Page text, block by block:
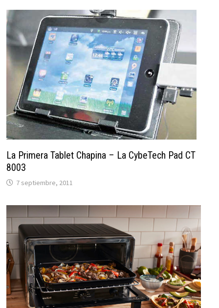
La Primera Tablet Chapina – La CybeTech Pad CT
8003
7 septiembre, 2011